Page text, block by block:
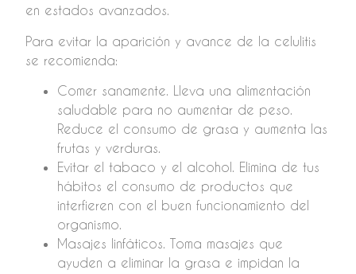
en estados avanzados.
Para evitar la aparición y avance de la celulitis
se recomienda:
Comer sanamente. Lleva una alimentación
saludable para no aumentar de peso.
Reduce el consumo de grasa y aumenta las
frutas y verduras.
Evitar el tabaco y el alcohol. Elimina de tus
hábitos el consumo de productos que
interfieren con el buen funcionamiento del
organismo.
Masajes linfáticos. Toma masajes que
ayuden a eliminar la grasa e impidan la